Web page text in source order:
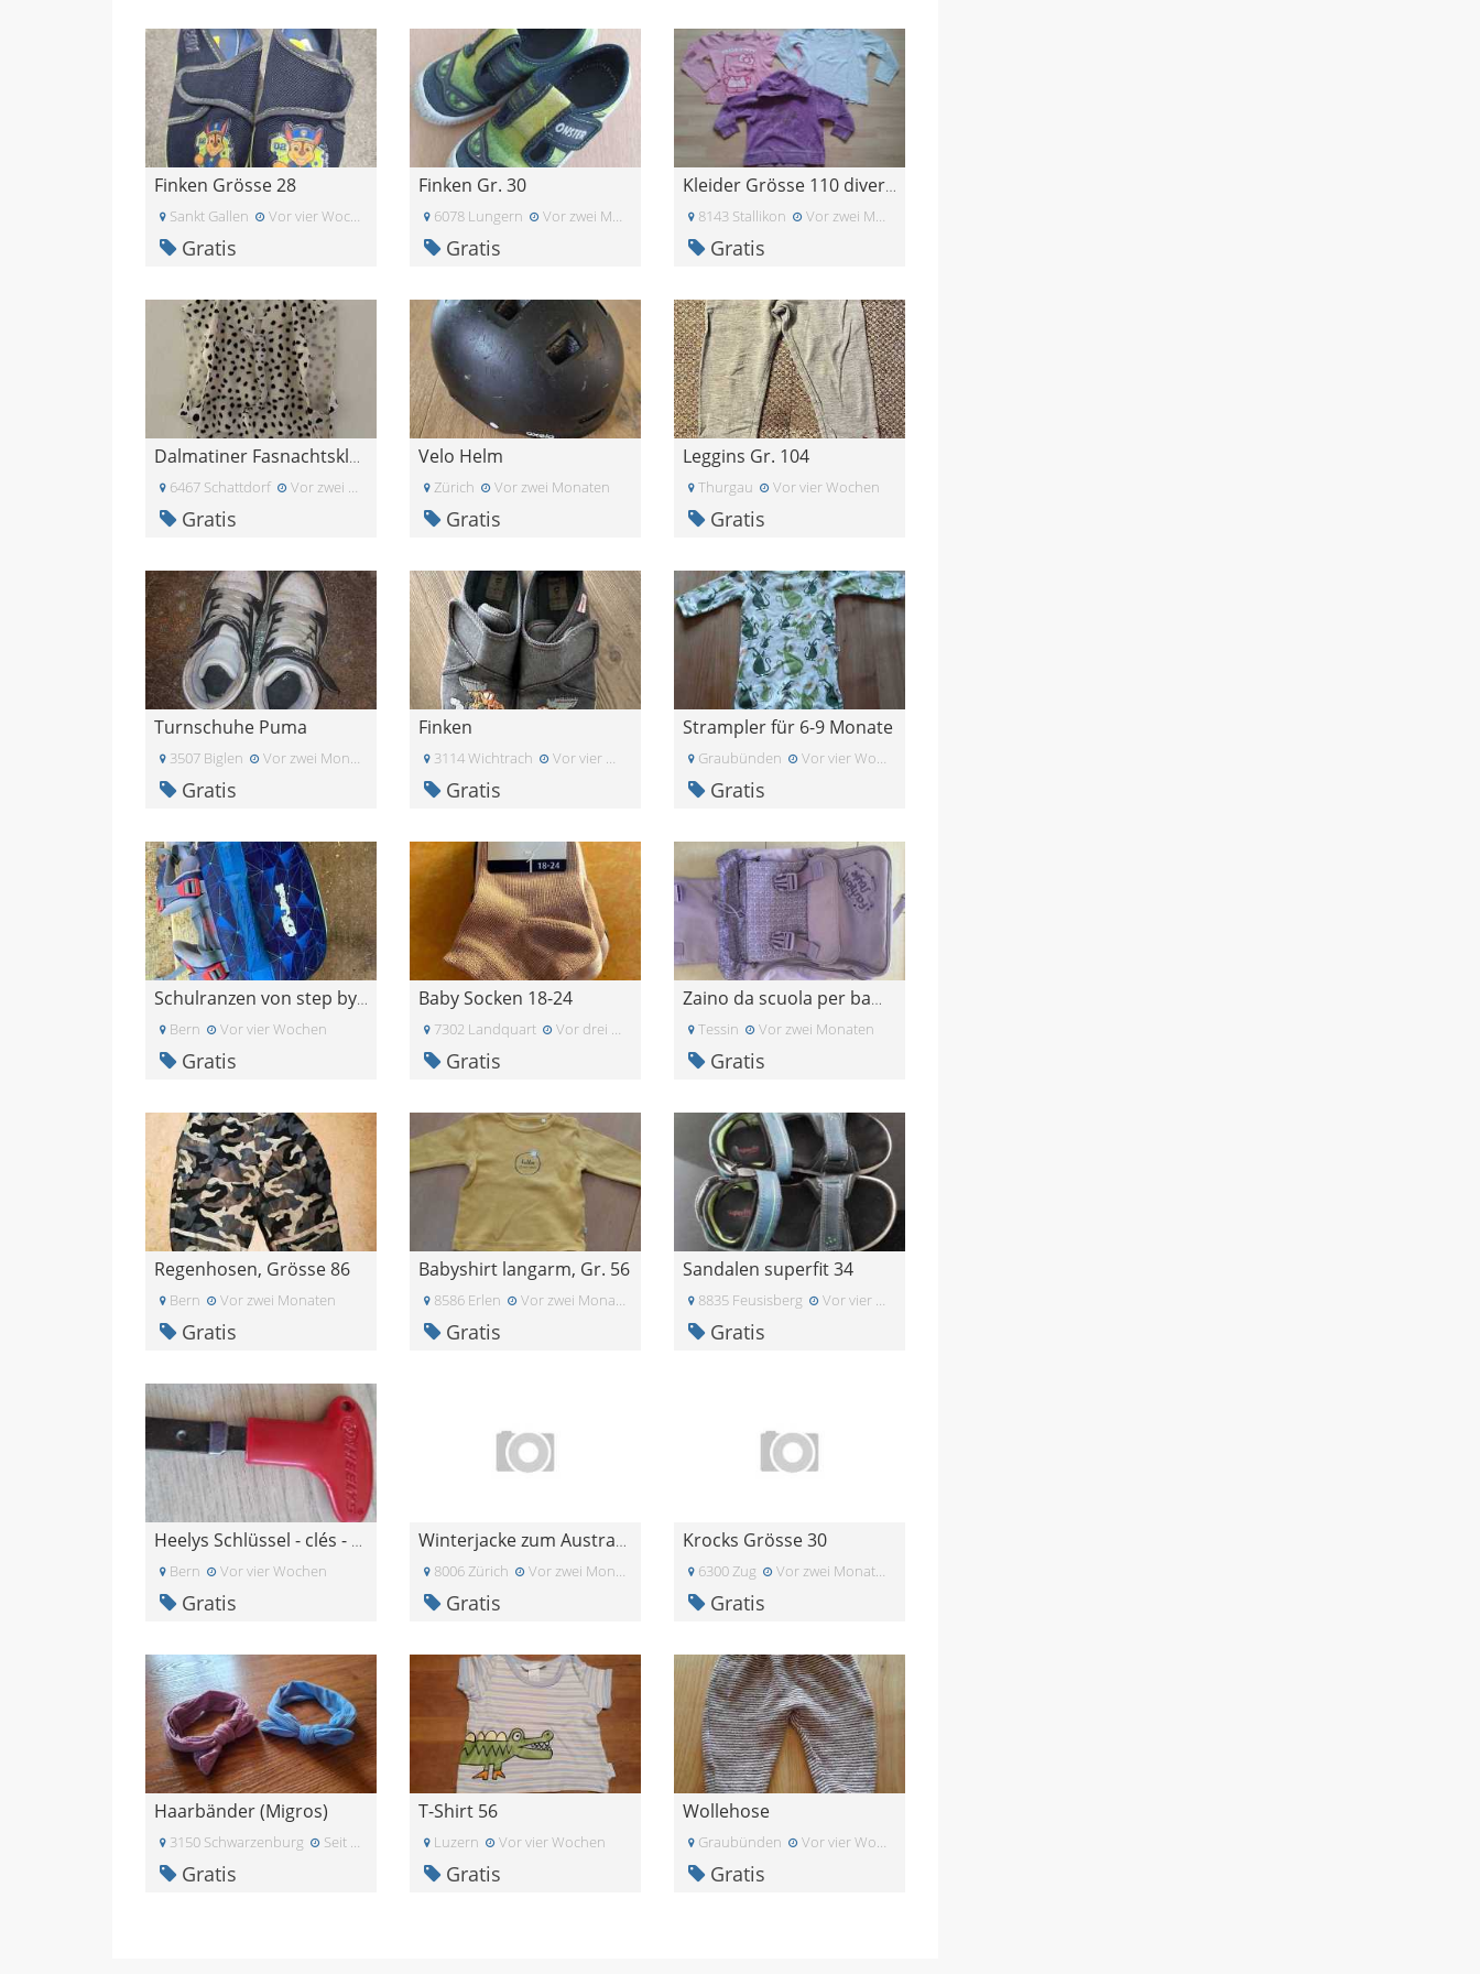
Finken Grösse 28
Sankt Gallen Vor vier Wochen
Gratis
Finken Gr. 30
6078 Lungern Vor zwei Monaten
Gratis
Kleider Grösse 110 diverse
8143 Stallikon Vor zwei Monaten
Gratis
Dalmatiner Fasnachtskleid Kinder
6467 Schattdorf Vor zwei Monaten
Gratis
Velo Helm
Zürich Vor zwei Monaten
Gratis
Leggins Gr. 104
Thurgau Vor vier Wochen
Gratis
Turnschuhe Puma
3507 Biglen Vor zwei Monaten
Gratis
Finken
3114 Wichtrach Vor vier Wochen
Gratis
Strampler für 6-9 Monate
Graubünden Vor vier Wochen
Gratis
Schulranzen von step by step
Bern Vor vier Wochen
Gratis
Baby Socken 18-24
7302 Landquart Vor drei Wochen
Gratis
Zaino da scuola per bambini
Tessin Vor zwei Monaten
Gratis
Regenhosen, Grösse 86
Bern Vor zwei Monaten
Gratis
Babyshirt langarm, Gr. 56
8586 Erlen Vor zwei Monaten
Gratis
Sandalen superfit 34
8835 Feusisberg Vor vier Wochen
Gratis
Heelys Schlüssel - clés - GRATIS - GRATUIT
Bern Vor vier Wochen
Gratis
Winterjacke zum Austragen (Gr. 122)
8006 Zürich Vor zwei Monaten
Gratis
Krocks Grösse 30
6300 Zug Vor zwei Monaten
Gratis
Haarbänder (Migros)
3150 Schwarzenburg Seit einiger Zeit
Gratis
T-Shirt 56
Luzern Vor vier Wochen
Gratis
Wollehose
Graubünden Vor vier Wochen
Gratis